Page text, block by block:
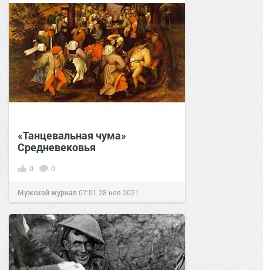
«Танцевальная чума»
Средневековья
0 0
Мужской журнал 07:01 28 ноя 2021